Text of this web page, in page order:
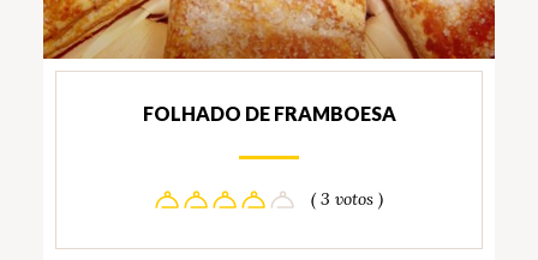
FOLHADO DE FRAMBOESA
( 3 votos )